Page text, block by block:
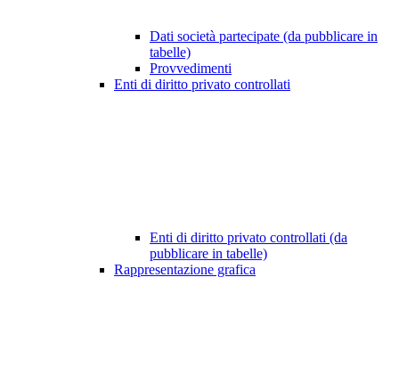
Dati società partecipate (da pubblicare in
tabelle)
Provvedimenti
Enti di diritto privato controllati
Enti di diritto privato controllati (da
pubblicare in tabelle)
Rappresentazione grafica